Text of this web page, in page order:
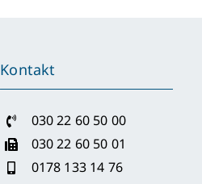
Kontakt
030 22 60 50 00
030 22 60 50 01
0178 133 14 76